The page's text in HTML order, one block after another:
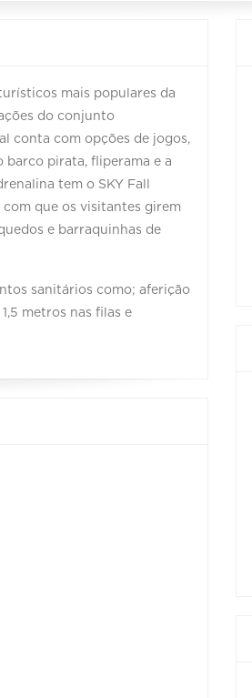
mais populares da
do conjunto
conta com opções de jogos,
barco pirata, fliperama e a
tem o SKY Fall
que os visitantes girem
e barraquinhas de
sanitários como; aferição
metros nas filas e